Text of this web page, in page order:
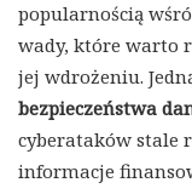
popularnością
wady, które warto
jej wdrożeniu.
bezpieczeństwa
cyberataków stale
informacje